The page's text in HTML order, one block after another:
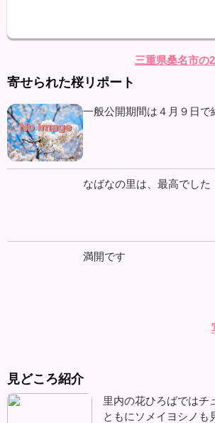
三重県桑名市の
寄せられた桜リポート
一般公開期間は４月９日で
なばなの里は、最高でした
満開です
見どころ紹介
里内の花ひろばではチ
ともにソメイヨシノも